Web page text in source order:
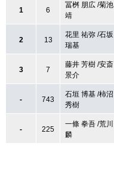
1 6
冨桝 朋広 /菊池
靖
2 13
花里 祐弥 /石坂
瑞基
3 7
藤井 芳樹 /安斎
景介
- 743
石垣 博基 /柿沼
秀樹
- 225
一條 拳吾 /荒川
麟